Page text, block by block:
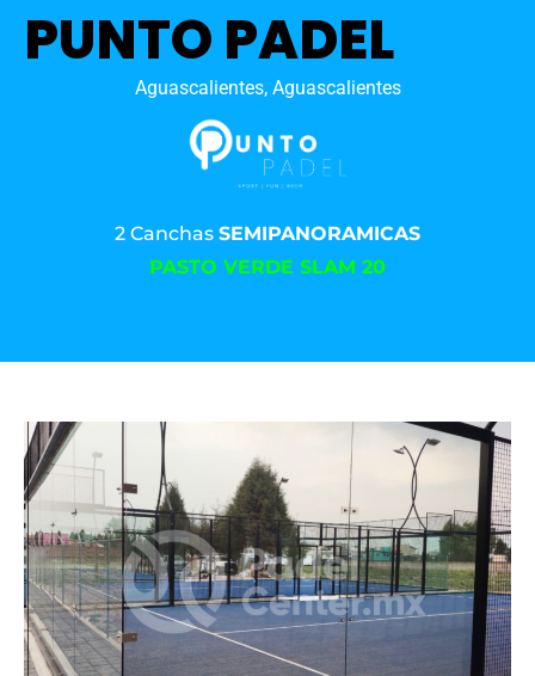
PUNTO PADEL
Aguascalientes, Aguascalientes
2 Canchas SEMIPANORAMICAS
PASTO VERDE SLAM 20